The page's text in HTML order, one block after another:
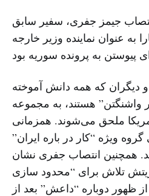
جیمز جفری، سفیر سابق
به عنوان نماینده وزیر خارجه
دیگران که همه دانش آموخته
واشنگتن” هستند، به مجموعه
ملحق می‌شوند. همزمانی
ویژه “کار در باره ایران”
همچنین انتصاب جفری نشان
تلاش برای “محدود سازی
ظهور دوباره “داعش” بعد از